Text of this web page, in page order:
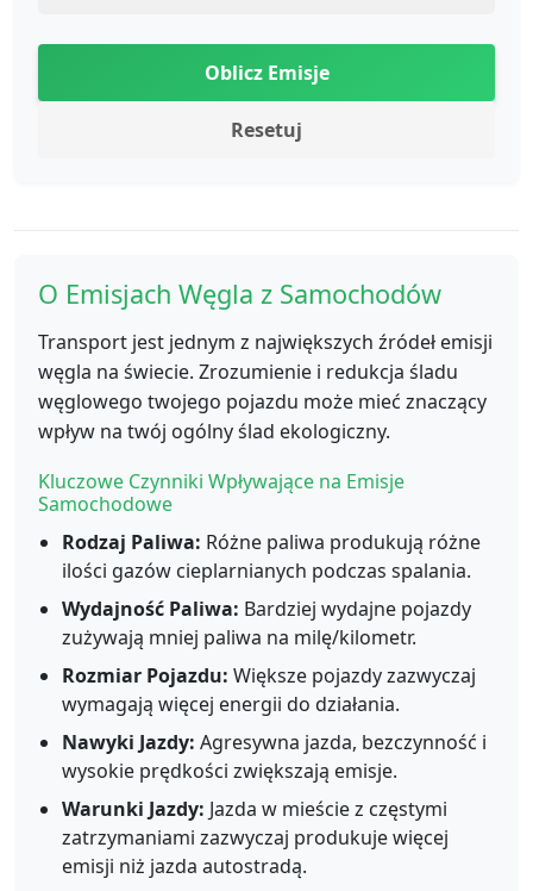
Oblicz Emisje
Resetuj
O Emisjach Węgla z Samochodów
Transport jest jednym z największych źródeł emisji
węgla na świecie. Zrozumienie i redukcja śladu
węglowego twojego pojazdu może mieć znaczący
wpływ na twój ogólny ślad ekologiczny.
Kluczowe Czynniki Wpływające na Emisje
Samochodowe
Rodzaj Paliwa: Różne paliwa produkują różne
ilości gazów cieplarnianych podczas spalania.
Wydajność Paliwa: Bardziej wydajne pojazdy
zużywają mniej paliwa na milę/kilometr.
Rozmiar Pojazdu: Większe pojazdy zazwyczaj
wymagają więcej energii do działania.
Nawyki Jazdy: Agresywna jazda, bezczynność i
wysokie prędkości zwiększają emisje.
Warunki Jazdy: Jazda w mieście z częstymi
zatrzymaniami zazwyczaj produkuje więcej
emisji niż jazda autostradą.